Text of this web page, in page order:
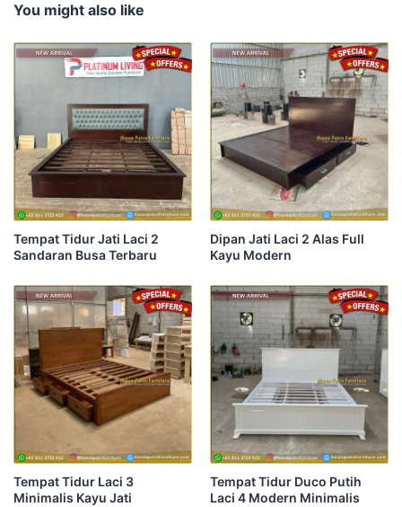
You might also like
Tempat Tidur Jati Laci 2
Sandaran Busa Terbaru
Dipan Jati Laci 2 Alas Full
Kayu Modern
Tempat Tidur Laci 3
Minimalis Kayu Jati
Tempat Tidur Duco Putih
Laci 4 Modern Minimalis